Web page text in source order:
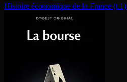
Histoire économique de la France (t.1)